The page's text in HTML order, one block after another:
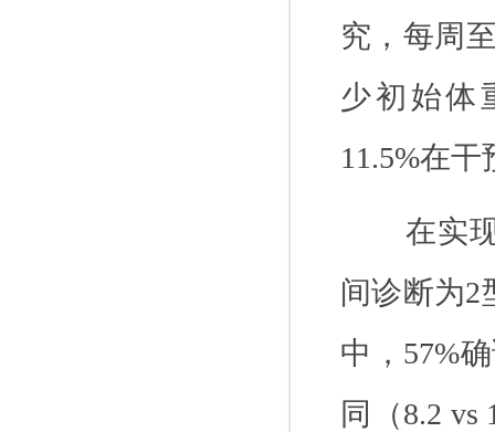
究，每周
少初始体
11.5%在干
在实
间诊断为2
中， 57%
同（8.2 vs